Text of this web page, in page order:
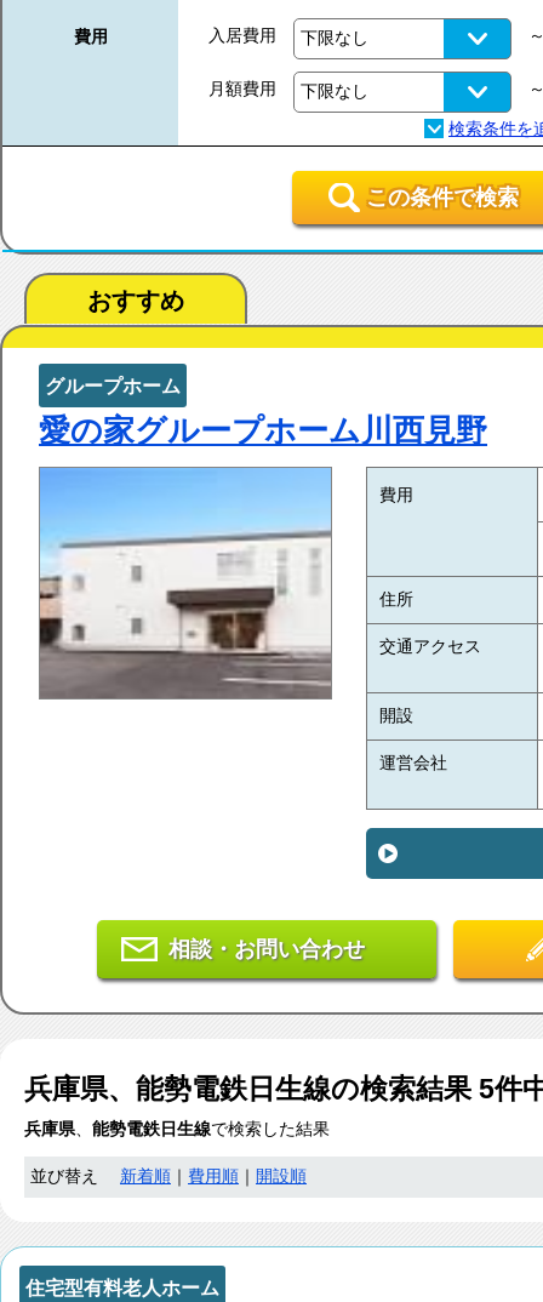
費用 入居費用
月額費用
この条件で検索
おすすめ
グループホーム
愛の家グループホーム川西見野
費用
住所
交通アクセス
開設
運営会社
相談・お問い合わせ
兵庫県、能勢電鉄日生線の検索結果 5件
兵庫県 能勢電鉄日生線で検索した結果
並び替え 新着順 費用順 開設順
住宅型有料老人ホーム